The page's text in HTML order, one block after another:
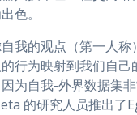
色。
我的观点（第一人
行为映射到我们自
为自我-外界数据集
的研究人员推出了